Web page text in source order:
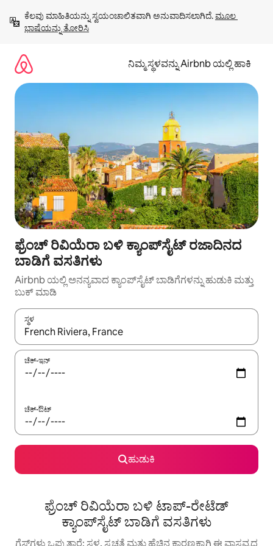
ಹೋಗಿ
ಕೆಲವು ಮಾಹಿತಿಯನ್ನು ಸ್ವಯಂಚಾಲಿತವಾಗಿ ಅನುವಾದಿಸಲಾಗಿದೆ. ಮೂಲ
ಭಾಷೆಯನ್ನು ತೋರಿಸಿ
ನಿಮ್ಮ ಸ್ಥಳವನ್ನು Airbnb ಯಲ್ಲಿ ಹಾಕಿ
ಫ್ರೆಂಚ್ ರಿವಿಯೆರಾ ಬಳಿ ಕ್ಯಾಂಪ್‌‌ಸೈಟ್ ರಜಾದಿನದ
ಬಾಡಿಗೆ ವಸತಿಗಳು
Airbnb ಯಲ್ಲಿ ಅನನ್ಯವಾದ ಕ್ಯಾಂಪ್‌‌ಸೈಟ್ ಬಾಡಿಗೆಗಳನ್ನು ಹುಡುಕಿ ಮತ್ತು
ಬುಕ್ ಮಾಡಿ
ಸ್ಥಳ
ಫಲಿತಾಂಶಗಳು ಲಭ್ಯವಿರುವಾಗ, ಅಪ್ ಮತ್ತು ಡೌನ್ ಬಾಣದ ಕೀಲಿಗಳೊಂದಿಗೆ
ಚೆಕ್-ಇನ್
ಚೆಕ್-ಔಟ್
ಹುಡುಕಿ
ಫ್ರೆಂಚ್ ರಿವಿಯೆರಾ ಬಳಿ ಟಾಪ್-ರೇಟೆಡ್
ಕ್ಯಾಂಪ್‌‌ಸೈಟ್ ಬಾಡಿಗೆ ವಸತಿಗಳು
ಗೆಸ್ಟ್‌ಗಳು ಒಪ್ಪುತ್ತಾರೆ: ಸ್ಥಳ, ಸ್ವಚ್ಛತೆ ಮತ್ತು ಹೆಚ್ಚಿನ ಕಾರಣಕ್ಕಾಗಿ ಈ ವಾಸ್ತವ್ಯದ